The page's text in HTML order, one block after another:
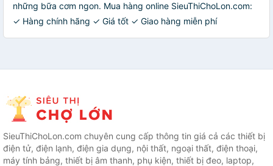
những bữa cơm ngon. Mua hàng online SieuThiChoLon.com:
✓ Hàng chính hãng ✓ Giá tốt ✓ Giao hàng miễn phí
SieuThiChoLon.com chuyên cung cấp thông tin giá cả các thiết bị
điện tử, điện lạnh, điện gia dụng, nội thất, ngoại thất, điện thoại,
máy tính bảng, thiết bị âm thanh, phụ kiện, thiết bị đeo, laptop,